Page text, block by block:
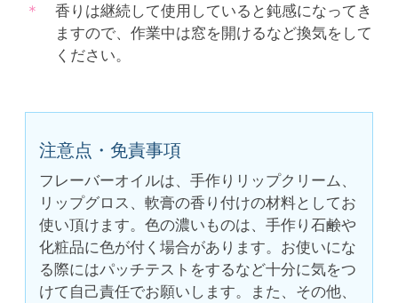
香りは継続して使用していると鈍感になってき
ますので、作業中は窓を開けるなど換気をして
ください。
注意点・免責事項
フレーバーオイルは、手作りリップクリーム、
リップグロス、軟膏の香り付けの材料としてお
使い頂けます。色の濃いものは、手作り石鹸や
化粧品に色が付く場合があります。お使いにな
る際にはパッチテストをするなど十分に気をつ
けて自己責任でお願いします。また、その他、